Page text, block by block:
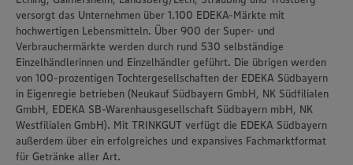
versorgt das Unternehmen über 1.100 EDEKA-Märkte mit
hochwertigen Lebensmitteln. Über 900 der Super- und
Verbrauchermärkte werden durch rund 530 selbständige
Einzelhändlerinnen und Einzelhändler geführt. Die übrigen werden
von 100-prozentigen Tochtergesellschaften der EDEKA Südbayern
in Eigenregie betrieben (Neukauf Südbayern GmbH, NK Südfilialen
GmbH, EDEKA SB-Warenhausgesellschaft Südbayern mbH, NK
Westfilialen GmbH). Mit TRINKGUT verfügt die EDEKA Südbayern
außerdem über ein erfolgreiches und expansives Fachmarktformat
für Getränke aller Art.